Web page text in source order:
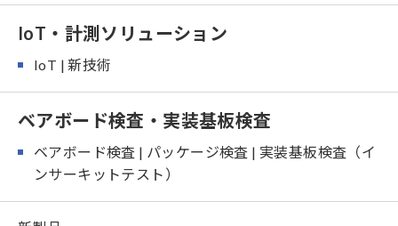
IoT・計測ソリューション
IoT | 新技術
ベアボード検査・実装基板検査
ベアボード検査 | パッケージ検査 | 実装基板検査（イ
ンサーキットテスト）